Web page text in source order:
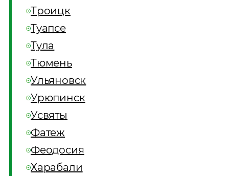
Троицк
Туапсе
Тула
Тюмень
Ульяновск
Урюпинск
Усвяты
Фатеж
Феодосия
Харабали